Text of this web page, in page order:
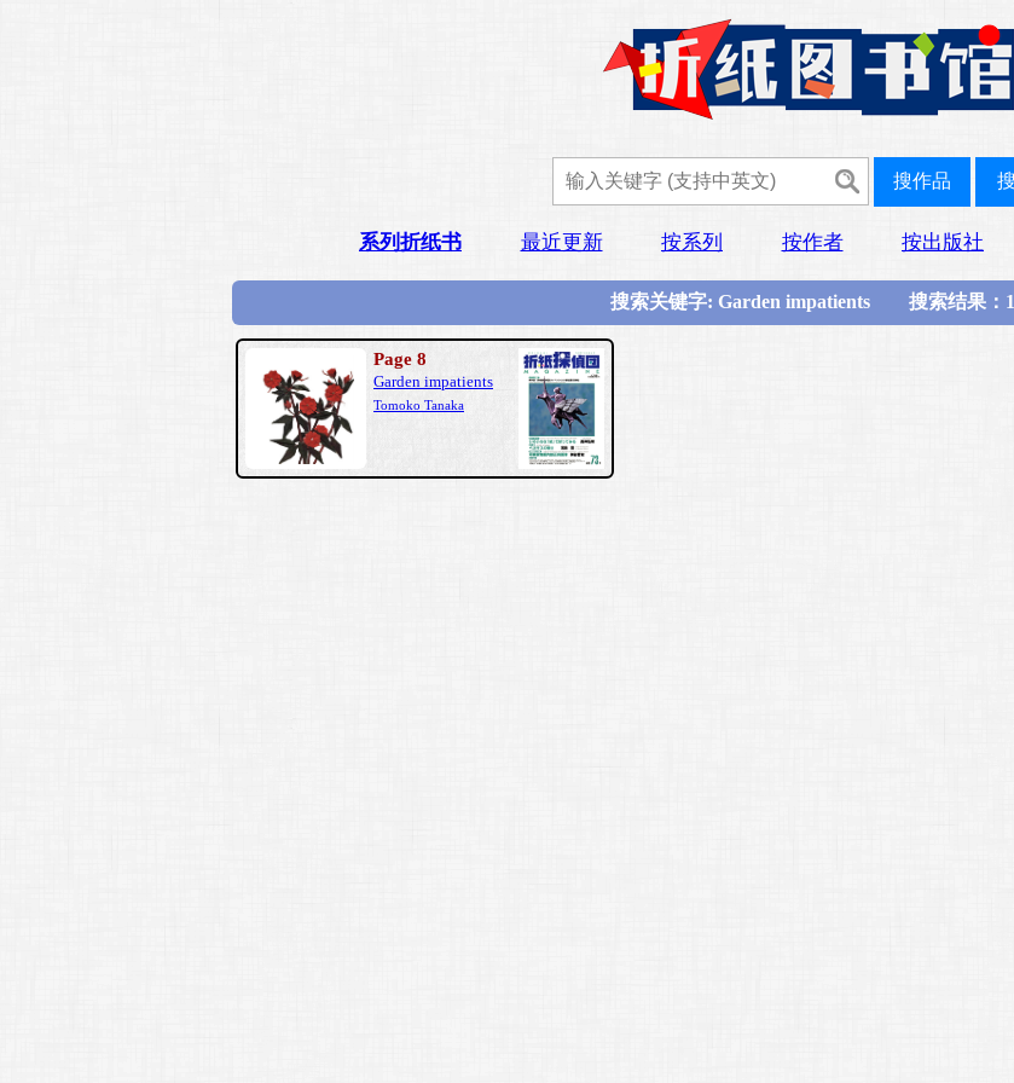
系列折纸书 最近更新 按系列 按作者 按出版社
搜索关键字: Garden impatients 搜索结果：1
Page 8
Garden impatients
Tomoko Tanaka